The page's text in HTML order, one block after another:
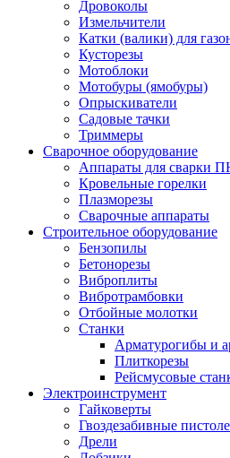
Дровоколы
Измельчители
Катки (валики) для
Кусторезы
Мотоблоки
Мотобуры (ямобуры)
Опрыскиватели
Садовые тачки
Триммеры
Сварочное оборудование
Аппараты для сварки
Кровельные горелки
Плазморезы
Сварочные аппараты
Строительное оборудование
Бензопилы
Бетонорезы
Виброплиты
Вибротрамбовки
Отбойные молотки
Станки
Арматурогибы и
Плиткорезы
Рейсмусовые
Электроинструмент
Гайковерты
Гвоздезабивные
Дрели